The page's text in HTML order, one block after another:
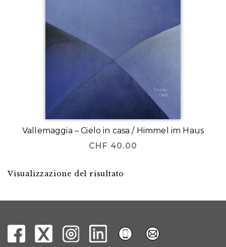
Vallemaggia – Cielo in casa / Himmel im Haus
CHF 40.00
Visualizzazione del risultato